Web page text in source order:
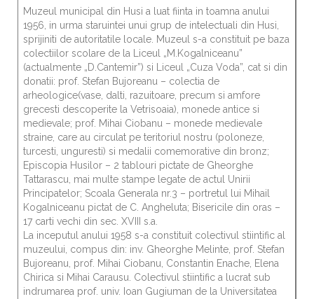
Muzeul municipal din Husi a luat fiinta in toamna anului
1956, in urma staruintei unui grup de intelectuali din Husi,
sprijiniti de autoritatile locale. Muzeul s-a constituit pe baza
colectiilor scolare de la Liceul „M.Kogalniceanu”
(actualmente „D.Cantemir”) si Liceul „Cuza Voda”, cat si din
donatii: prof. Stefan Bujoreanu – colectia de
arheologice(vase, dalti, razuitoare, precum si amfore
grecesti descoperite la Vetrisoaia), monede antice si
medievale; prof. Mihai Ciobanu – monede medievale
straine, care au circulat pe teritoriul nostru (poloneze,
turcesti, unguresti) si medalii comemorative din bronz;
Episcopia Husilor – 2 tablouri pictate de Gheorghe
Tattarascu, mai multe stampe legate de actul Unirii
Principatelor; Scoala Generala nr.3 – portretul lui Mihail
Kogalniceanu pictat de C. Angheluta; Bisericile din oras –
17 carti vechi din sec. XVIII s.a.
La inceputul anului 1958 s-a constituit colectivul stiintific al
muzeului, compus din: inv. Gheorghe Melinte, prof. Stefan
Bujoreanu, prof. Mihai Ciobanu, Constantin Enache, Elena
Chirica si Mihai Carausu. Colectivul stiintific a lucrat sub
indrumarea prof. univ. Ioan Gugiuman de la Universitatea